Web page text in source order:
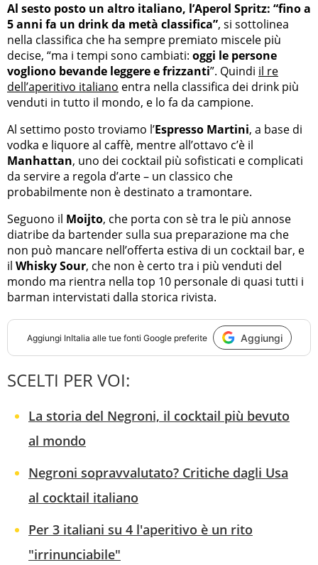
Al sesto posto un altro italiano, l’Aperol Spritz: “fino a
5 anni fa un drink da metà classifica”, si sottolinea
nella classifica che ha sempre premiato miscele più
decise, “ma i tempi sono cambiati: oggi le persone
vogliono bevande leggere e frizzanti”. Quindi il re
dell’aperitivo italiano entra nella classifica dei drink più
venduti in tutto il mondo, e lo fa da campione.
Al settimo posto troviamo l’Espresso Martini, a base di
vodka e liquore al caffè, mentre all’ottavo c’è il
Manhattan, uno dei cocktail più sofisticati e complicati
da servire a regola d’arte – un classico che
probabilmente non è destinato a tramontare.
Seguono il Moijto, che porta con sè tra le più annose
diatribe da bartender sulla sua preparazione ma che
non può mancare nell’offerta estiva di un cocktail bar, e
il Whisky Sour, che non è certo tra i più venduti del
mondo ma rientra nella top 10 personale di quasi tutti i
barman intervistati dalla storica rivista.
Aggiungi InItalia alle tue fonti Google preferite Aggiungi
SCELTI PER VOI:
La storia del Negroni, il cocktail più bevuto
al mondo
Negroni sopravvalutato? Critiche dagli Usa
al cocktail italiano
Per 3 italiani su 4 l'aperitivo è un rito
"irrinunciabile"